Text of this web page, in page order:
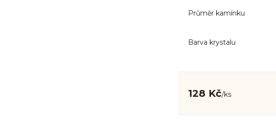
Průměr kamínku
Barva krystalu
128 Kč/ks